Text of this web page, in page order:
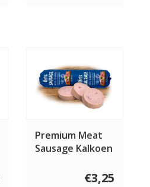
Premium Meat
Sausage Kalkoen
€3,25